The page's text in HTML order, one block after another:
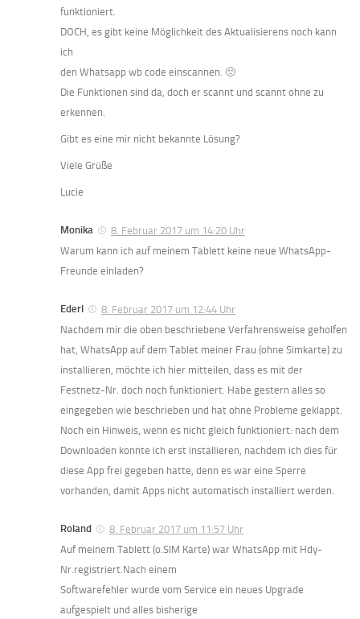
funktioniert.
DOCH, es gibt keine Möglichkeit des Aktualisierens noch kann
ich
den Whatsapp wb code einscannen. 🙁
Die Funktionen sind da, doch er scannt und scannt ohne zu
erkennen.
Gibt es eine mir nicht bekannte Lösung?
Viele Grüße
Lucie
Monika
8. Februar 2017 um 14:20 Uhr
Warum kann ich auf meinem Tablett keine neue WhatsApp-
Freunde einladen?
Ederl
8. Februar 2017 um 12:44 Uhr
Nachdem mir die oben beschriebene Verfahrensweise geholfen
hat, WhatsApp auf dem Tablet meiner Frau (ohne Simkarte) zu
installieren, möchte ich hier mitteilen, dass es mit der
Festnetz-Nr. doch noch funktioniert. Habe gestern alles so
eingegeben wie beschrieben und hat ohne Probleme geklappt.
Noch ein Hinweis, wenn es nicht gleich funktioniert: nach dem
Downloaden konnte ich erst installieren, nachdem ich dies für
diese App frei gegeben hatte, denn es war eine Sperre
vorhanden, damit Apps nicht automatisch installiert werden.
Roland
8. Februar 2017 um 11:57 Uhr
Auf meinem Tablett (o.SIM Karte) war WhatsApp mit Hdy-
Nr.registriert.Nach einem
Softwarefehler wurde vom Service ein neues Upgrade
aufgespielt und alles bisherige